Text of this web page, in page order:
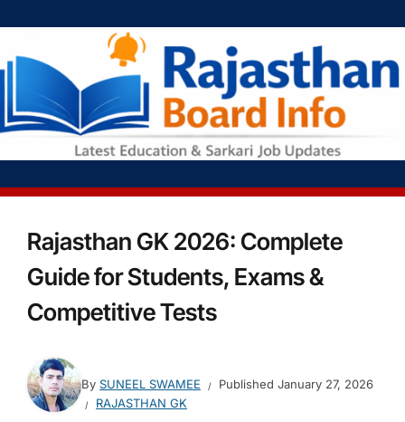
Rajasthan GK 2026: Complete
Guide for Students, Exams &
Competitive Tests
By SUNEEL SWAMEE Published January 27, 2026
RAJASTHAN GK